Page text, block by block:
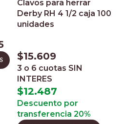
Clavos para herrar
Derby RH 4 1/2 caja 100
unidades
$15.609
3 o 6 cuotas SIN
INTERES
$12.487
Descuento por
transferencia 20%